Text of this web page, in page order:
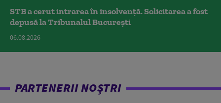
STB a cerut intrarea în insolvență. Solicitarea a fost
depusă la Tribunalul București
06.08.2026
PARTENERII NOȘTRI